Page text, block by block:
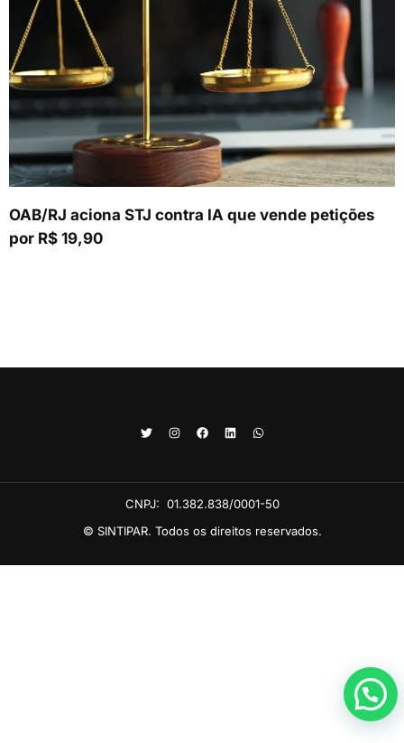
OAB/RJ aciona STJ contra IA que vende petições
por R$ 19,90
CNPJ: 01.382.838/0001-50
© SINTIPAR. Todos os direitos reservados.